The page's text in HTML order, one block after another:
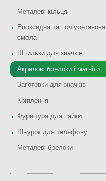
Металеві кільця
Епоксидна та поліуретанова
смола
Шпильки для значків
Акрилові брелоки і магніти
Заготовки для значків
Кріплення
Фурнітура для пайки
Шнурок для телефону
Металеві брелоки